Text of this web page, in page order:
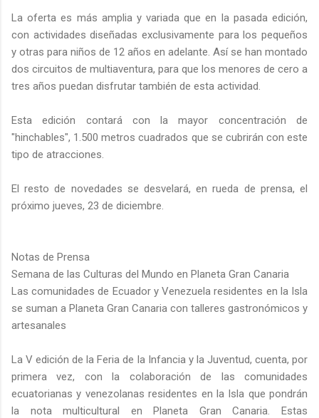
La oferta es más amplia y variada que en la pasada edición,
con actividades diseñadas exclusivamente para los pequeños
y otras para niños de 12 años en adelante. Así se han montado
dos circuitos de multiaventura, para que los menores de cero a
tres años puedan disfrutar también de esta actividad.
Esta edición contará con la mayor concentración de
"hinchables", 1.500 metros cuadrados que se cubrirán con este
tipo de atracciones.
El resto de novedades se desvelará, en rueda de prensa, el
próximo jueves, 23 de diciembre.
Notas de Prensa
Semana de las Culturas del Mundo en Planeta Gran Canaria
Las comunidades de Ecuador y Venezuela residentes en la Isla
se suman a Planeta Gran Canaria con talleres gastronómicos y
artesanales
La V edición de la Feria de la Infancia y la Juventud, cuenta, por
primera vez, con la colaboración de las comunidades
ecuatorianas y venezolanas residentes en la Isla que pondrán
la nota multicultural en Planeta Gran Canaria. Estas